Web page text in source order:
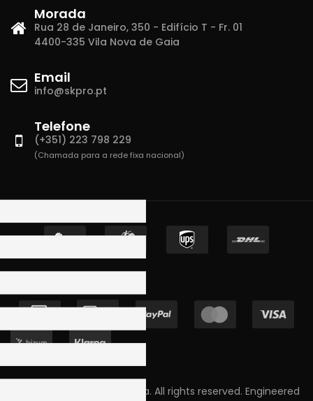
Morada
Rua 28 de Janeiro, 350 - Edifício T - Fr. 01
4400-335 Vila Nova de Gaia
Email
info@skpro.pt
Telefone
(+351) 223 798 229
(Chamada para a rede fixa nacional)
Copyright © 2023 Skpro, Lda. All rights reserved. Engineered